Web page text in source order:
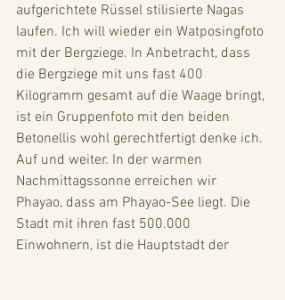
aufgerichtete Rüssel stilisierte Nagas
laufen. Ich will wieder ein Watposingfoto
mit der Bergziege. In Anbetracht, dass
die Bergziege mit uns fast 400
Kilogramm gesamt auf die Waage bringt,
ist ein Gruppenfoto mit den beiden
Betonellis wohl gerechtfertigt denke ich.
Auf und weiter. In der warmen
Nachmittagssonne erreichen wir
Phayao, dass am Phayao-See liegt. Die
Stadt mit ihren fast 500.000
Einwohnern, ist die Hauptstadt der